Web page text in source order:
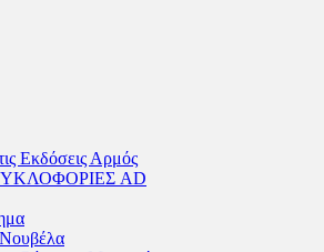
Εκδόσεις Αρμός
AD